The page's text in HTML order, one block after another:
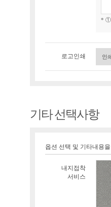
*
로고인쇄
기타 선택사항
옵션 선택 및 기타내용
내지접착
서비스